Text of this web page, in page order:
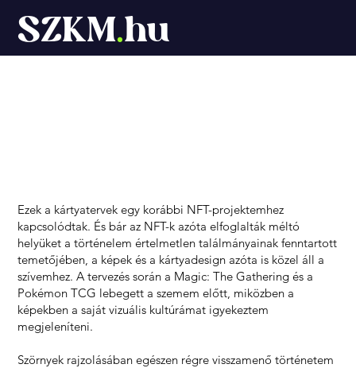
SZKM.hu
Ezek a kártyatervek egy korábbi NFT-projektemhez
kapcsolódtak. És bár az NFT-k azóta elfoglalták méltó
helyüket a történelem értelmetlen találmányainak fenntartott
temetőjében, a képek és a kártyadesign azóta is közel áll a
szívemhez. A tervezés során a Magic: The Gathering és a
Pokémon TCG lebegett a szemem előtt, miközben a
képekben a saját vizuális kultúrámat igyekeztem
megjeleníteni.
Szörnyek rajzolásában egészen régre visszamenő történetem